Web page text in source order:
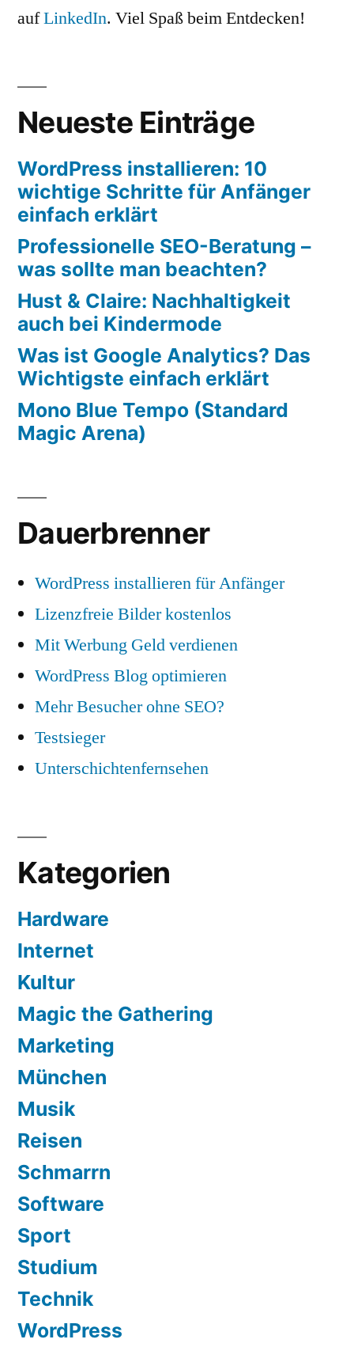
aufLinkedIn. Viel Spaß beim Entdecken!
Neueste Einträge
WordPress installieren: 10
wichtige Schritte für Anfänger
einfach erklärt
Professionelle SEO-Beratung –
was sollte man beachten?
Hust & Claire: Nachhaltigkeit
auch bei Kindermode
Was ist Google Analytics? Das
Wichtigste einfach erklärt
Mono Blue Tempo (Standard
Magic Arena)
Dauerbrenner
WordPress installieren für Anfänger
Lizenzfreie Bilder kostenlos
Mit Werbung Geld verdienen
WordPress Blog optimieren
Mehr Besucher ohne SEO?
Testsieger
Unterschichtenfernsehen
Kategorien
Hardware
Internet
Kultur
Magic the Gathering
Marketing
München
Musik
Reisen
Schmarrn
Software
Sport
Studium
Technik
WordPress